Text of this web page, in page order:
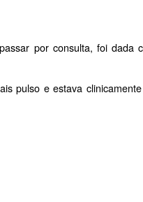
por consulta, foi dada
pulso e estava